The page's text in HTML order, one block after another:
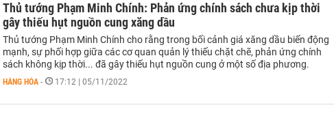
Thủ tướng Phạm Minh Chính: Phản ứng chính sách chưa kịp thời
gây thiếu hụt nguồn cung xăng dầu
Thủ tướng Phạm Minh Chính cho rằng trong bối cảnh giá xăng dầu biến động
mạnh, sự phối hợp giữa các cơ quan quản lý thiếu chặt chẽ, phản ứng chính
sách không kịp thời... đã gây thiếu hụt nguồn cung ở một số địa phương.
HÀNG HÓA - 17:12 | 05/11/2022